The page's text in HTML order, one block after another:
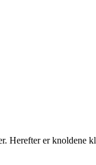
er knoldene